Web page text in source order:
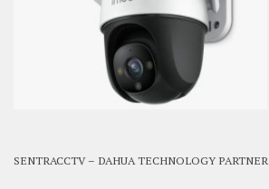
SENTRACCTV – DAHUA TECHNOLOGY PARTNER